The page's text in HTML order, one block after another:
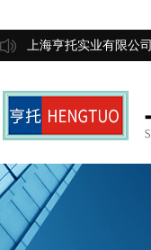
上海亨托实业有限公司